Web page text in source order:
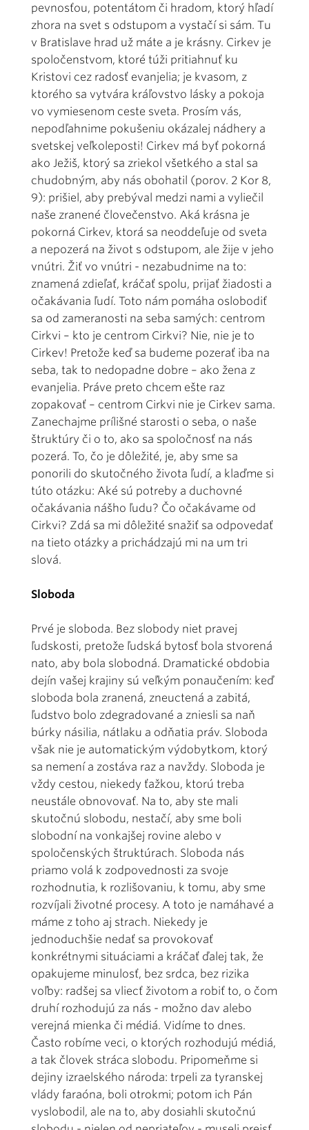
pevnosťou, potentátom či hradom, ktorý hľadí
zhora na svet s odstupom a vystačí si sám. Tu
v Bratislave hrad už máte a je krásny. Cirkev je
spoločenstvom, ktoré túži pritiahnuť ku
Kristovi cez radosť evanjelia; je kvasom, z
ktorého sa vytvára kráľovstvo lásky a pokoja
vo vymiesenom ceste sveta. Prosím vás,
nepodľahnime pokušeniu okázalej nádhery a
svetskej veľkoleposti! Cirkev má byť pokorná
ako Ježiš, ktorý sa zriekol všetkého a stal sa
chudobným, aby nás obohatil (porov. 2 Kor 8,
9): prišiel, aby prebýval medzi nami a vyliečil
naše zranené človečenstvo. Aká krásna je
pokorná Cirkev, ktorá sa neoddeľuje od sveta
a nepozerá na život s odstupom, ale žije v jeho
vnútri. Žiť vo vnútri - nezabudnime na to:
znamená zdieľať, kráčať spolu, prijať žiadosti a
očakávania ľudí. Toto nám pomáha oslobodiť
sa od zameranosti na seba samých: centrom
Cirkvi – kto je centrom Cirkvi? Nie, nie je to
Cirkev! Pretože keď sa budeme pozerať iba na
seba, tak to nedopadne dobre – ako žena z
evanjelia. Práve preto chcem ešte raz
zopakovať – centrom Cirkvi nie je Cirkev sama.
Zanechajme prílišné starosti o seba, o naše
štruktúry či o to, ako sa spoločnosť na nás
pozerá. To, čo je dôležité, je, aby sme sa
ponorili do skutočného života ľudí, a klaďme si
túto otázku: Aké sú potreby a duchovné
očakávania nášho ľudu? Čo očakávame od
Cirkvi? Zdá sa mi dôležité snažiť sa odpovedať
na tieto otázky a prichádzajú mi na um tri
slová.
Sloboda
Prvé je sloboda. Bez slobody niet pravej
ľudskosti, pretože ľudská bytosť bola stvorená
nato, aby bola slobodná. Dramatické obdobia
dejín vašej krajiny sú veľkým ponaučením: keď
sloboda bola zranená, zneuctená a zabitá,
ľudstvo bolo zdegradované a zniesli sa naň
búrky násilia, nátlaku a odňatia práv. Sloboda
však nie je automatickým výdobytkom, ktorý
sa nemení a zostáva raz a navždy. Sloboda je
vždy cestou, niekedy ťažkou, ktorú treba
neustále obnovovať. Na to, aby ste mali
skutočnú slobodu, nestačí, aby sme boli
slobodní na vonkajšej rovine alebo v
spoločenských štruktúrach. Sloboda nás
priamo volá k zodpovednosti za svoje
rozhodnutia, k rozlišovaniu, k tomu, aby sme
rozvíjali životné procesy. A toto je namáhavé a
máme z toho aj strach. Niekedy je
jednoduchšie nedať sa provokovať
konkrétnymi situáciami a kráčať ďalej tak, že
opakujeme minulosť, bez srdca, bez rizika
voľby: radšej sa vliecť životom a robiť to, o čom
druhí rozhodujú za nás - možno dav alebo
verejná mienka či médiá. Vidíme to dnes.
Často robíme veci, o ktorých rozhodujú médiá,
a tak človek stráca slobodu. Pripomeňme si
dejiny izraelského národa: trpeli za tyranskej
vlády faraóna, boli otrokmi; potom ich Pán
vyslobodil, ale na to, aby dosiahli skutočnú